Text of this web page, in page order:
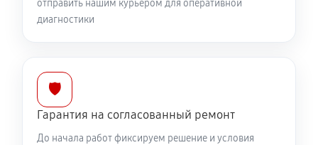
отправить нашим курьером для оперативной
диагностики
🛡️
Гарантия на согласованный ремонт
До начала работ фиксируем решение и условия